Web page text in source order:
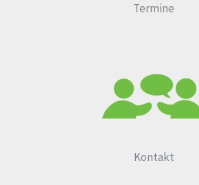
Termine
Kontakt